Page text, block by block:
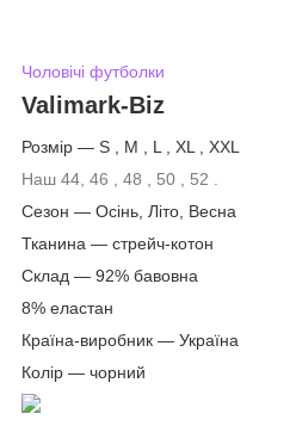
Чоловічі футболки
Valimark-Biz
Розмір ― S , M , L , XL , XXL
Наш 44, 46 , 48 , 50 , 52 .
Сезон ― Осінь, Літо, Весна
Тканина ― стрейч-котон
Склад ― 92% бавовна
8% еластан
Країна-виробник ― Україна
Колір ― чорний